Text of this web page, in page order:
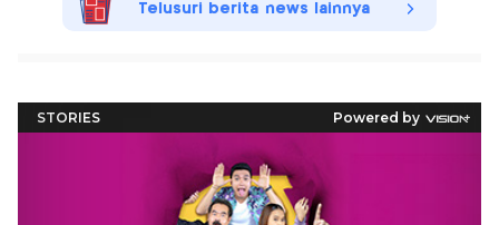
Telusuri berita news lainnya